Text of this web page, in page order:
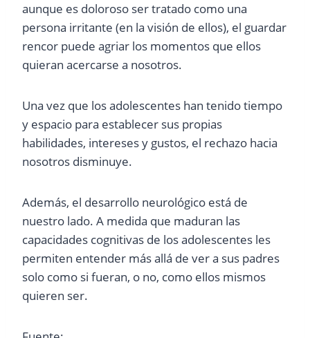
aunque es doloroso ser tratado como una
persona irritante (en la visión de ellos), el guardar
rencor puede agriar los momentos que ellos
quieran acercarse a nosotros.
Una vez que los adolescentes han tenido tiempo
y espacio para establecer sus propias
habilidades, intereses y gustos, el rechazo hacia
nosotros disminuye.
Además, el desarrollo neurológico está de
nuestro lado. A medida que maduran las
capacidades cognitivas de los adolescentes les
permiten entender más allá de ver a sus padres
solo como si fueran, o no, como ellos mismos
quieren ser.